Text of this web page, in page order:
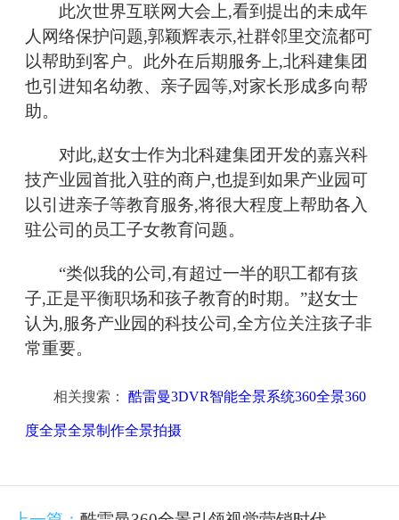
此次世界互联网大会上,看到提出的未成年
人网络保护问题,郭颖辉表示,社群邻里交流都可
以帮助到客户。此外在后期服务上,北科建集团
也引进知名幼教、亲子园等,对家长形成多向帮
助。
对此,赵女士作为北科建集团开发的嘉兴科
技产业园首批入驻的商户,也提到如果产业园可
以引进亲子等教育服务,将很大程度上帮助各入
驻公司的员工子女教育问题。
“类似我的公司,有超过一半的职工都有孩
子,正是平衡职场和孩子教育的时期。”赵女士
认为,服务产业园的科技公司,全方位关注孩子非
常重要。
相关搜索： 酷雷曼3DVR智能全景系统360全景360
度全景全景制作全景拍摄